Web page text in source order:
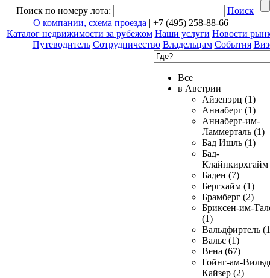
Поиск по номеру лота:
Поиск
О компании, схема проезда | +7 (495) 258-88-66
Каталог недвижимости за рубежом Наши услуги Новости
Путеводитель Сотрудничество Владельцам События
Все
в Австрии
Айзенэрц (1)
Аннаберг (1)
Аннаберг-им-
Ламмерталь (1)
Бад Ишль (1)
Бад-
Клайнкирхгайм
Баден (7)
Бергхайм (1)
Брамберг (2)
Бриксен-им-
(1)
Вальдфиртель
Вальс (1)
Вена (67)
Гойнг-ам-
Кайзер (2)